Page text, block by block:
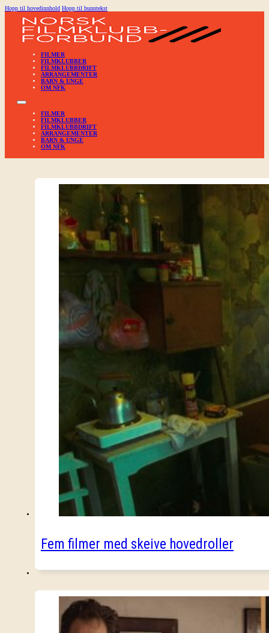
Hopp til hovedinnhold Hopp til bunntekst
FILMER
FILMKLUBBER
FILMKLUBBDRIFT
ARRANGEMENTER
BARN & UNGE
OM NFK
FILMER
FILMKLUBBER
FILMKLUBBDRIFT
ARRANGEMENTER
BARN & UNGE
OM NFK
Fem filmer med skeive hovedroller